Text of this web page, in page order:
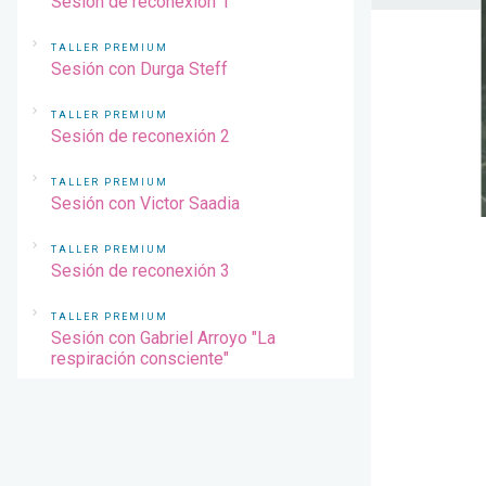
TALLER PREMIUM
Sesión con Durga Steff
TALLER PREMIUM
Sesión de reconexión 2
TALLER PREMIUM
Sesión con Victor Saadia
TALLER PREMIUM
Sesión de reconexión 3
TALLER PREMIUM
Sesión con Gabriel Arroyo "La
respiración consciente"